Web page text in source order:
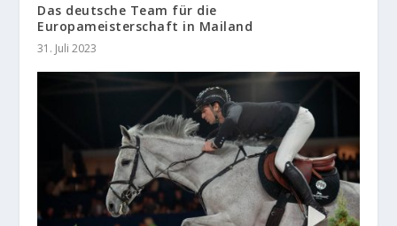
Das deutsche Team für die
Europameisterschaft in Mailand
31. Juli 2023